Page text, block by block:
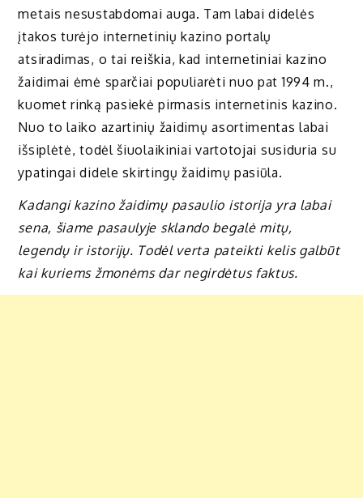
metais nesustabdomai auga. Tam labai didelės
įtakos turėjo internetinių kazino portalų
atsiradimas, o tai reiškia, kad internetiniai kazino
žaidimai ėmė sparčiai populiarėti nuo pat 1994 m.,
kuomet rinką pasiekė pirmasis internetinis kazino.
Nuo to laiko azartinių žaidimų asortimentas labai
išsiplėtė, todėl šiuolaikiniai vartotojai susiduria su
ypatingai didele skirtingų žaidimų pasiūla.
Kadangi kazino žaidimų pasaulio istorija yra labai
sena, šiame pasaulyje sklando begalė mitų,
legendų ir istorijų. Todėl verta pateikti kelis galbūt
kai kuriems žmonėms dar negirdėtus faktus.